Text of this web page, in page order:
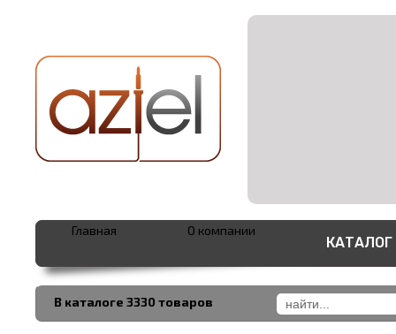
В каталоге 3330 товаров
Главная О компании
КАТАЛОГ